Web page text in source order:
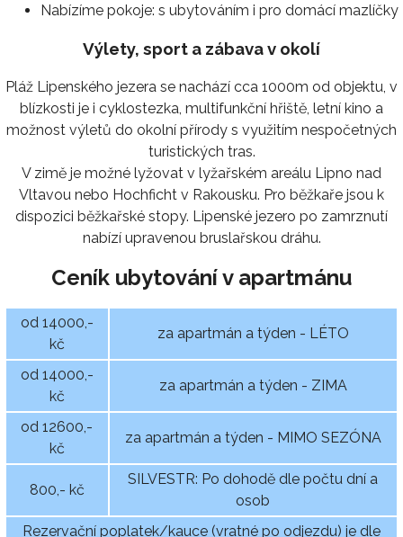
Nabízíme pokoje: s ubytováním i pro domácí mazlíčky
Výlety, sport a zábava v okolí
Pláž Lipenského jezera se nachází cca 1000m od objektu, v
blízkosti je i cyklostezka, multifunkční hřiště, letní kino a
možnost výletů do okolní přírody s využitím nespočetných
turistických tras.
V zimě je možné lyžovat v lyžařském areálu Lipno nad
Vltavou nebo Hochficht v Rakousku. Pro běžkaře jsou k
dispozici běžkařské stopy. Lipenské jezero po zamrznutí
nabízí upravenou bruslařskou dráhu.
Ceník ubytování v apartmánu
od 14000,-
kč
za apartmán a týden - LÉTO
od 14000,-
kč
za apartmán a týden - ZIMA
od 12600,-
kč
za apartmán a týden - MIMO SEZÓNA
800,- kč
SILVESTR: Po dohodě dle počtu dní a
osob
Rezervační poplatek/kauce (vratné po odjezdu) je dle